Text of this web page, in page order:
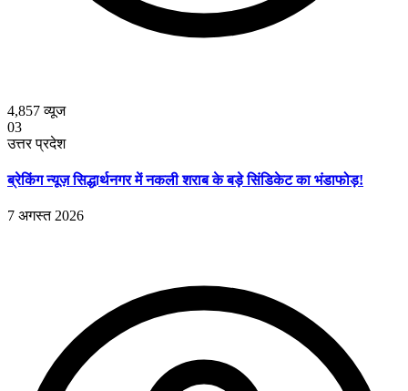
4,857व्यूज
03
उत्तर प्रदेश
ब्रेकिंग न्यूज़ सिद्धार्थनगर में नकली शराब के बड़े सिंडिकेट का भंडाफोड़!
7 अगस्त 2026